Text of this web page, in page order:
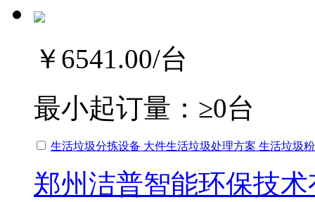
￥6541.00/台
最小起订量： ≥0台
生活垃圾分拣设备 大件生活垃圾处理方案 生活垃圾
郑州洁普智能环保技